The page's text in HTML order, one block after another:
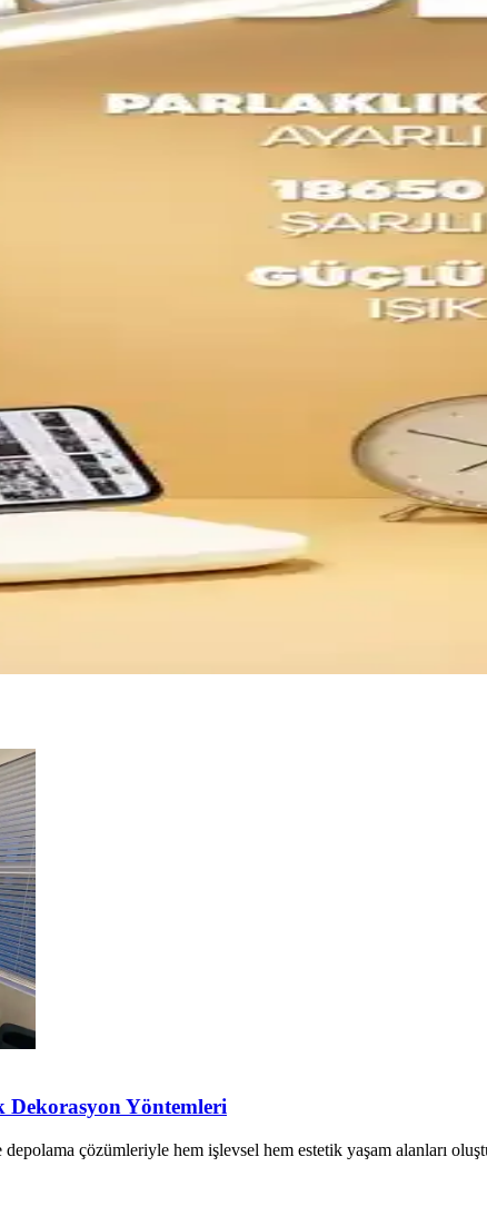
Tasarım ve Kullanıcı Yorumları
kullanım alanı ve kullanıcı geri bildirimleri detaylı şekilde analiz
ve USB Çıkışı
bir masaüstü aydınlatması sunar. Üç renk modu (3200K/4000K/
Fonksiyon ve Kullanıcı Yorumları
ve kullanıcı memnuniyetleriyle detaylı karşılaştırması. Hangi
Özellikler ve Kullanıcı Yorumları
tasarımı, özellikleri ve kullanıcı memnuniyeti üzerine bilgiler.
Abajur Sarmaşık Modern Yatak Odası Abajur arasındaki
ve Tuz Sabunu Hediyesi Paketi
sağlar; ampul dahildir ve dimmer yok. Doğal malzeme ve ahşap
Özellikler ve Kullanıcı Yorumları
öne çıkıyor. Her iki ürün de taşınabilirlik, ışık kalitesi ve
Dekorasyon Yöntemleri
çözümleriyle hem işlevsel hem estetik yaşam alanları